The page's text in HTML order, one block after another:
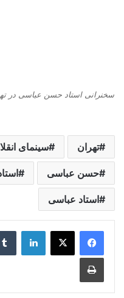
سخنرانی استاد حسن عباسی در
تهران سینمای
حسن عباسی
استاد عباسی
چاپ